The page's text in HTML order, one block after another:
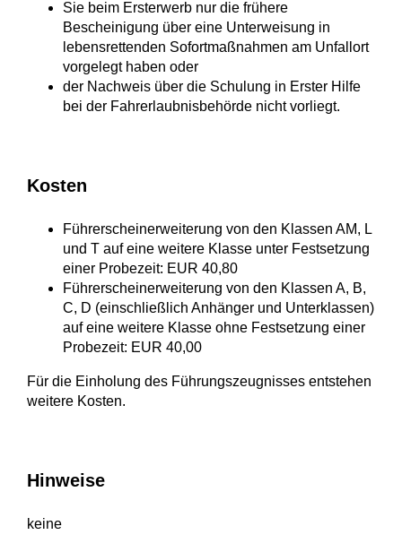
Sie beim Ersterwerb nur die frühere
Bescheinigung über eine Unterweisung in
lebensrettenden Sofortmaßnahmen am Unfallort
vorgelegt haben oder
der Nachweis über die Schulung in Erster Hilfe
bei der Fahrerlaubnisbehörde nicht vorliegt.
Kosten
Führerscheinerweiterung von den Klassen AM, L
und T auf eine weitere Klasse unter Festsetzung
einer Probezeit: EUR 40,80
Führerscheinerweiterung von den Klassen A, B,
C, D (einschließlich Anhänger und Unterklassen)
auf eine weitere Klasse ohne Festsetzung einer
Probezeit: EUR 40,00
Für die Einholung des Führungszeugnisses entstehen
weitere Kosten.
Hinweise
keine